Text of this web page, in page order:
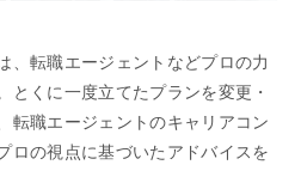
、転職エージェントなどプロの力
とくに一度立てたプランを変更・
転職エージェントのキャリアコン
ロの視点に基づいたアドバイスを